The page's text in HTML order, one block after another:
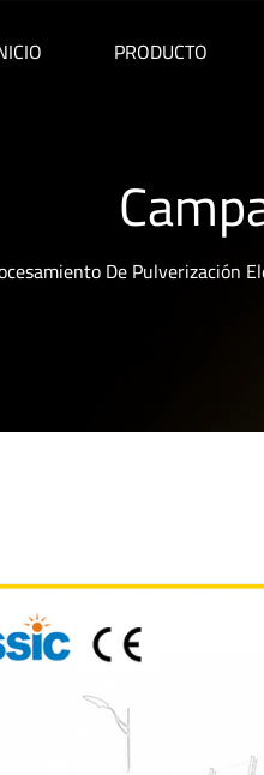
PRODUCTO
De Pulverización